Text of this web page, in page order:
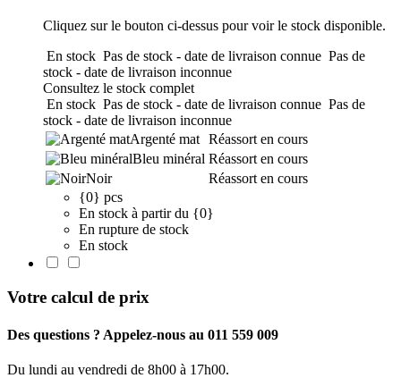
Cliquez sur le bouton ci-dessus pour voir le stock disponible.
En stock Pas de stock - date de livraison connue Pas de
stock - date de livraison inconnue
Consultez le stock complet
En stock Pas de stock - date de livraison connue Pas de
stock - date de livraison inconnue
Argenté mat Réassort en cours
Bleu minéral Réassort en cours
Noir
Réassort en cours
{0} pcs
En stock à partir du {0}
En rupture de stock
En stock
Votre calcul de prix
Des questions ? Appelez-nous au 011 559 009
Du lundi au vendredi de 8h00 à 17h00.